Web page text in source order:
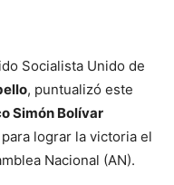
Socialista Unido de
, puntualizó este
Simón Bolívar
lograr la victoria el
Nacional (AN).